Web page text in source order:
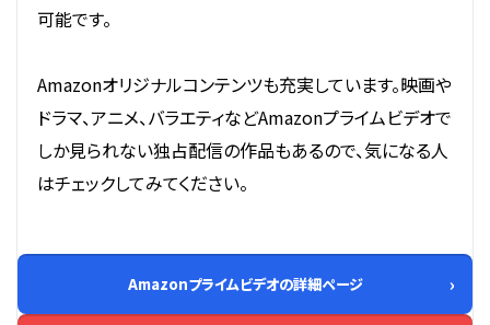
可能です。
Amazonオリジナルコンテンツも充実しています。映画や
ドラマ、アニメ、バラエティなどAmazonプライムビデオで
しか見られない独占配信の作品もあるので、気になる人
はチェックしてみてください。
Amazonプライムビデオの詳細ページ